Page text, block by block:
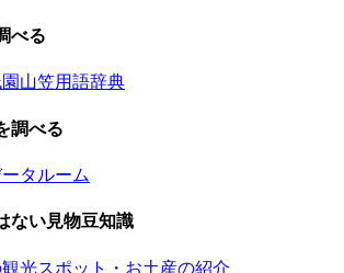
べる
山笠用語辞典
調べる
タルーム
ない見物豆知識
光スポット・お土産の紹介